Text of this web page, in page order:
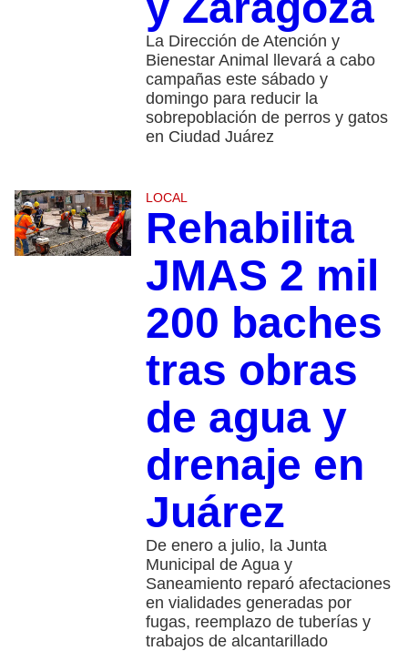
La Dirección de Atención y
Bienestar Animal llevará a cabo
campañas este sábado y
domingo para reducir la
sobrepoblación de perros y gatos
en Ciudad Juárez
LOCAL
Rehabilita
JMAS 2 mil
200 baches
tras obras
de agua y
drenaje en
Juárez
De enero a julio, la Junta
Municipal de Agua y
Saneamiento reparó afectaciones
en vialidades generadas por
fugas, reemplazo de tuberías y
trabajos de alcantarillado